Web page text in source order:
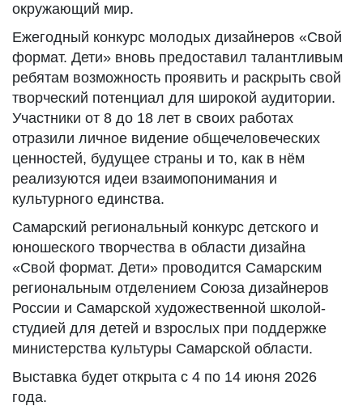
окружающий мир.
Ежегодный конкурс молодых дизайнеров «Свой
формат. Дети» вновь предоставил талантливым
ребятам возможность проявить и раскрыть свой
творческий потенциал для широкой аудитории.
Участники от 8 до 18 лет в своих работах
отразили личное видение общечеловеческих
ценностей, будущее страны и то, как в нём
реализуются идеи взаимопонимания и
культурного единства.
Самарский региональный конкурс детского и
юношеского творчества в области дизайна
«Свой формат. Дети» проводится Самарским
региональным отделением Союза дизайнеров
России и Самарской художественной школой-
студией для детей и взрослых при поддержке
министерства культуры Самарской области.
Выставка будет открыта с 4 по 14 июня 2026
года.